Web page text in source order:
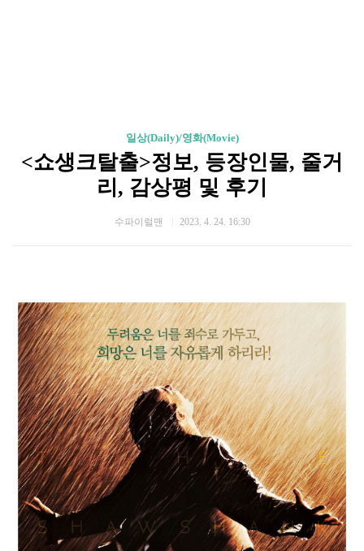
일상(Daily)/영화(Movie)
<쇼생크탈출>정보, 등장인물, 줄거
리, 감상평 및 후기
수파이럴맨 2023. 4. 24. 16:30